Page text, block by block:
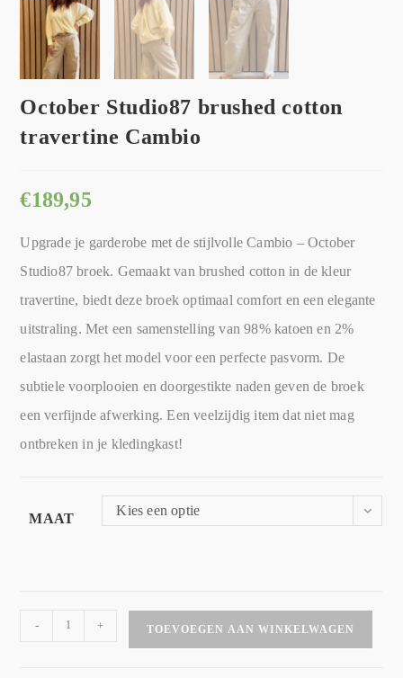
October Studio87 brushed cotton
travertine Cambio
€189,95
Upgrade je garderobe met de stijlvolle Cambio – October
Studio87 broek. Gemaakt van brushed cotton in de kleur
travertine, biedt deze broek optimaal comfort en een elegante
uitstraling. Met een samenstelling van 98% katoen en 2%
elastaan zorgt het model voor een perfecte pasvorm. De
subtiele voorplooien en doorgestikte naden geven de broek
een verfijnde afwerking. Een veelzijdig item dat niet mag
ontbreken in je kledingkast!
MAAT
Kies een optie
- + TOEVOEGEN AAN WINKELWAGEN